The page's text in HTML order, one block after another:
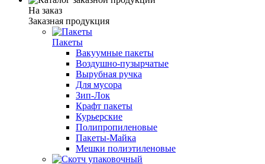
На заказ
Заказная продукция
Пакеты
Вакуумные пакеты
Воздушно-пузырчатые
Вырубная ручка
Для мусора
Зип-Лок
Крафт пакеты
Курьерские
Полипропиленовые
Пакеты-Майка
Мешки полиэтиленовые